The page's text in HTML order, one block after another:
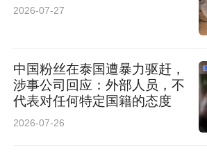
2026-07-27
中国粉丝在泰国遭暴力驱赶，
涉事公司回应：外部人员，不
代表对任何特定国籍的态度
2026-07-26